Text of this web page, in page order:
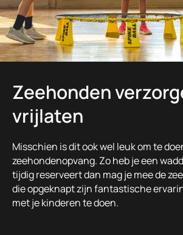
Zeehonden
vrijlaten
Misschien is dit ook wel leuk om te
zeehondenopvang. Zo heb je een
tijdig reserveert dan mag je mee de
die opgeknapt zijn fantastische
met je kinderen te doen.